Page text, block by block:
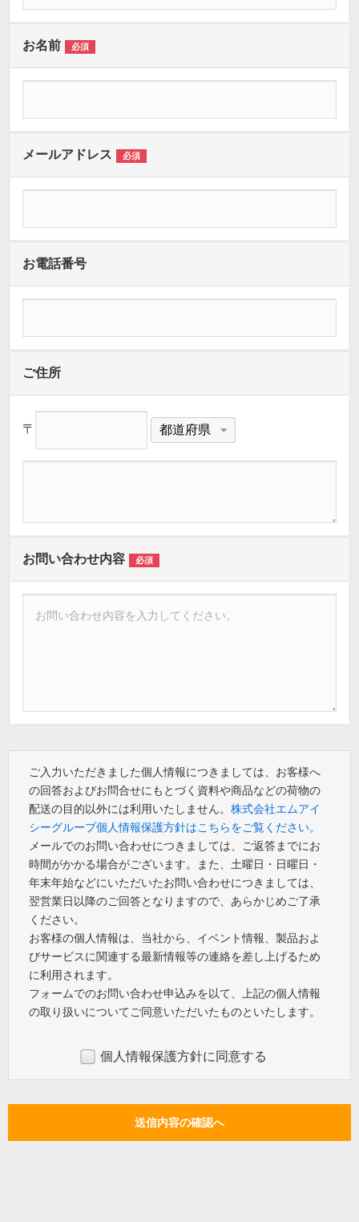
お名前 必須
メールアドレス 必須
お電話番号
ご住所
〒
お問い合わせ内容 必須
ご入力いただきました個人情報につきましては、お客様へ
の回答およびお問合せにもとづく資料や商品などの荷物の
配送の目的以外には利用いたしません。 株式会社エムアイ
シーグループ個人情報保護方針はこちらをご覧ください。
メールでのお問い合わせにつきましては、ご返答までにお
時間がかかる場合がございます。また、土曜日・日曜日・
年末年始などにいただいたお問い合わせにつきましては、
翌営業日以降のご回答となりますので、あらかじめご了承
ください。
お客様の個人情報は、当社から、イベント情報、製品およ
びサービスに関連する最新情報等の連絡を差し上げるため
に利用されます。
フォームでのお問い合わせ申込みを以て、上記の個人情報
の取り扱いについてご同意いただいたものといたします。
個人情報保護方針に同意する